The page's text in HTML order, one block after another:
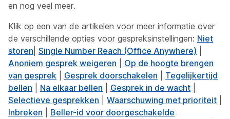
en nog veel meer.
Klik op een van de artikelen voor meer informatie over
de verschillende opties voor gespreksinstellingen: Niet
storen Single Number Reach (Office Anywhere)
Anoniem gesprek weigeren
Op de hoogte brengen
van gesprek
Gesprek doorschakelen
Tegelijkertijd
bellen
Na elkaar bellen Gesprek in de wacht
Selectieve gesprekken
Waarschuwing met prioriteit
Inbreken
Beller-id voor doorgeschakelde